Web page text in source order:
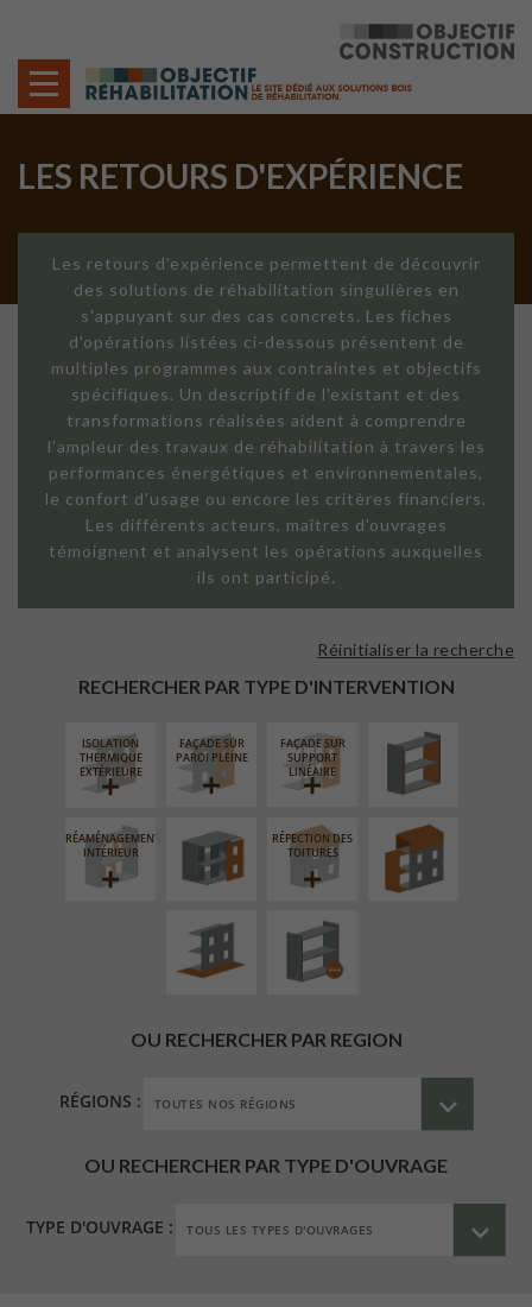
LES RETOURS D'EXPÉRIENCE
Les retours d'expérience permettent de découvrir
des solutions de réhabilitation singulières en
s'appuyant sur des cas concrets. Les fiches
d'opérations listées ci-dessous présentent de
multiples programmes aux contraintes et objectifs
spécifiques. Un descriptif de l'existant et des
transformations réalisées aident à comprendre
l'ampleur des travaux de réhabilitation à travers les
performances énergétiques et environnementales,
le confort d'usage ou encore les critères financiers.
Les différents acteurs, maîtres d'ouvrages
témoignent et analysent les opérations auxquelles
ils ont participé.
RECHERCHER PAR TYPE D'INTERVENTION
Réinitialiser la recherche
ISOLATION
THERMIQUE
EXTÉRIEURE
FAÇADE SUR
PAROI PLEINE
FAÇADE SUR
SUPPORT
LINÉAIRE
ISOLATION
INTÉRIEURE
RÉAMÉNAGEMENT
INTÉRIEUR
FERMETURE
LOGGIAS
RÉFECTION DES
TOITURES
SURÉLÉVATION
EXTENSION
AMÉNAGEMENT
EXTÉRIEUR
PROCÉDÉ
PARTICULIER
OU RECHERCHER PAR REGION
RÉGIONS :
OU RECHERCHER PAR TYPE D'OUVRAGE
TYPE D'OUVRAGE :